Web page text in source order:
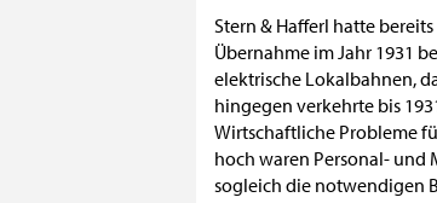
Stern & Hafferl hatte
Übernahme im Jahr 1931
elektrische Lokalbahnen,
hingegen verkehrte bis
Wirtschaftliche Probleme
hoch waren Personal- und
sogleich die notwendigen